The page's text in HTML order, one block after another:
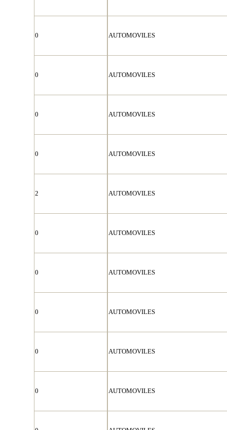
0 AUTOMOVILES
0 AUTOMOVILES
0 AUTOMOVILES
0 AUTOMOVILES
2 AUTOMOVILES
0 AUTOMOVILES
0 AUTOMOVILES
0 AUTOMOVILES
0 AUTOMOVILES
0 AUTOMOVILES